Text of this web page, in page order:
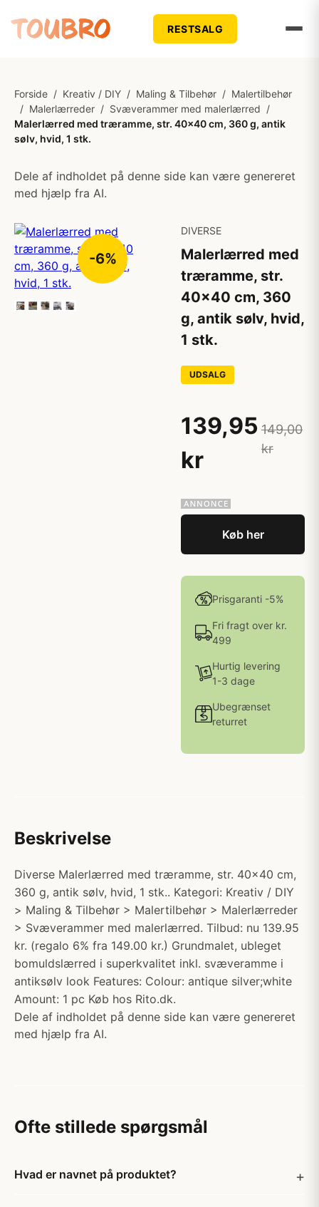
RESTSALG
Forside / Kreativ / DIY / Maling & Tilbehør / Malertilbehør
/ Malerlærreder / Svæverammer med malerlærred /
Malerlærred med træramme, str. 40x40 cm, 360 g, antik
sølv, hvid, 1 stk.
Dele af indholdet på denne side kan være genereret
med hjælp fra AI.
-6%
DIVERSE
Malerlærred med
træramme, str.
40x40 cm, 360
g, antik sølv, hvid,
1 stk.
UDSALG
139,95
kr
149,00
kr
Køb her
Prisgaranti -5%
Fri fragt over kr.
499
Hurtig levering
1-3 dage
Ubegrænset
returret
Beskrivelse
Diverse Malerlærred med træramme, str. 40x40 cm,
360 g, antik sølv, hvid, 1 stk.. Kategori: Kreativ / DIY
> Maling & Tilbehør > Malertilbehør > Malerlærreder
> Svæverammer med malerlærred. Tilbud: nu 139.95
kr. (regalo 6% fra 149.00 kr.) Grundmalet, ubleget
bomuldslærred i superkvalitet inkl. svæveramme i
antiksølv look Features: Colour: antique silver;white
Amount: 1 pc Køb hos Rito.dk.
Dele af indholdet på denne side kan være genereret
med hjælp fra AI.
Ofte stillede spørgsmål
Hvad er navnet på produktet?